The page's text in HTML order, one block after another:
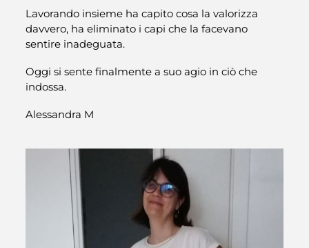
Lavorando insieme ha capito cosa la valorizza
davvero, ha eliminato i capi che la facevano
sentire inadeguata.
Oggi si sente finalmente a suo agio in ciò che
indossa.
Alessandra M